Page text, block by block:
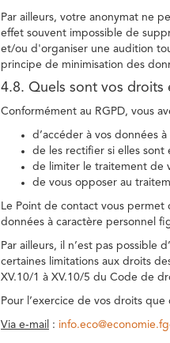
Par ailleurs, votre anonymat ne
effet souvent impossible de
et/ou d'organiser une audition
principe de minimisation des
4.8. Quels sont vos droits
Conformément au RGPD, vous
d’accéder à vos données
de les rectifier si elles sont
de limiter le traitement de
de vous opposer au
Le Point de contact vous
données à caractère personnel
Par ailleurs, il n’est pas possible
certaines limitations aux droits
XV.10/1 à XV.10/5 du Code de
Pour l’exercice de vos droits
Via e-mail :